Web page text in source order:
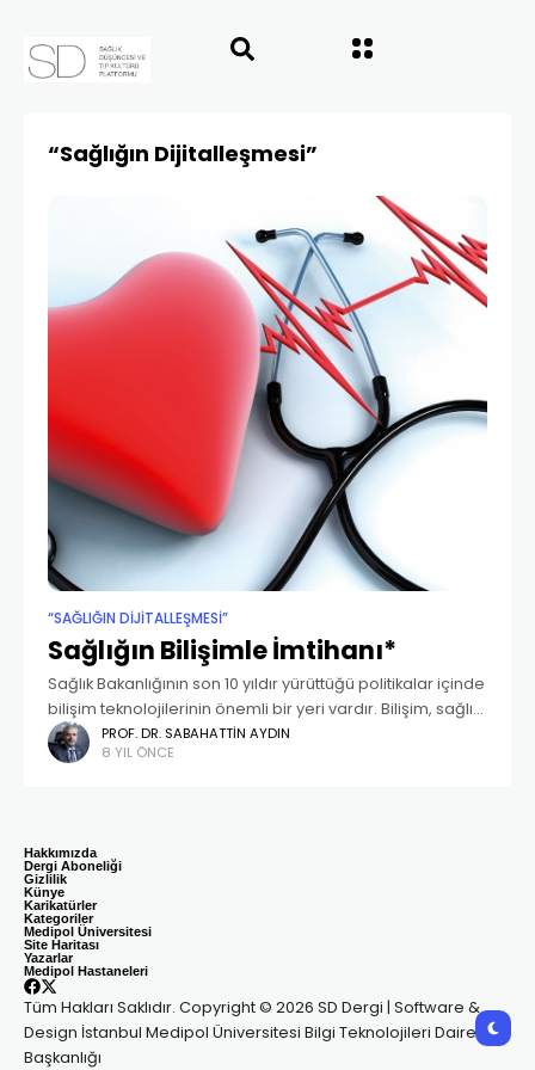
“Sağlığın Dijitalleşmesi”
“SAĞLIĞIN DIJITALLEŞMESI”
Sağlığın Bilişimle İmtihanı*
Sağlık Bakanlığının son 10 yıldır yürüttüğü politikalar içinde
bilişim teknolojilerinin önemli bir yeri vardır. Bilişim, sağlık
reform sürecinde hem önemli bir politika başlığı olmuş
hem de ajandadaki politikaların hayata geçirilmesinde
PROF. DR. SABAHATTIN AYDIN
8 YIL ÖNCE
Hakkımızda
Dergi Aboneliği
Gizlilik
Künye
Karikatürler
Kategoriler
Medipol Üniversitesi
Site Haritası
Yazarlar
Medipol Hastaneleri
Tüm Hakları Saklıdır. Copyright © 2026 SD Dergi | Software &
Design İstanbul Medipol Üniversitesi Bilgi Teknolojileri Daire
Başkanlığı